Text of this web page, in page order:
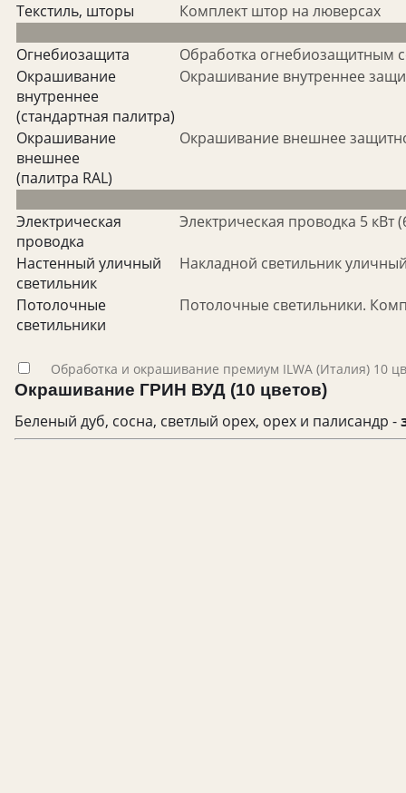
Текстиль, шторы Комплект штор на люверсах
Огнебиозащита
Обработка огнебиозащитным
Окрашивание
внутреннее
(стандартная палитра)
Окрашивание внутреннее
Окрашивание
внешнее
(палитра RAL)
Окрашивание внешнее
Электрическая
проводка
Электрическая проводка 5 кВт
Настенный уличный
светильник
Накладной светильник
Потолочные
светильники
Потолочные светильники.
Обработка и окрашивание премиум ILWA (Италия) 10
Окрашивание ГРИН ВУД (10 цветов)
Беленый дуб, сосна, светлый орех, орех и палисандр -